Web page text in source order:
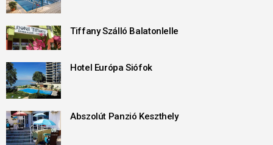
Tiffany Szálló Balatonlelle
Hotel Európa Siófok
Abszolút Panzió Keszthely